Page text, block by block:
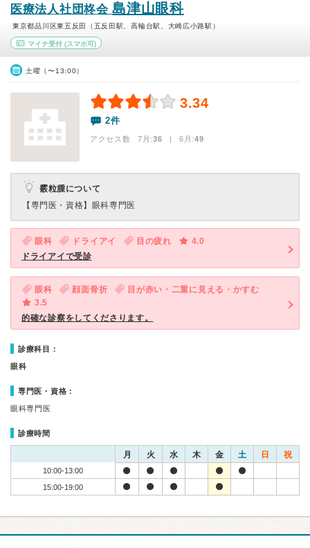
医療法人社団柊会島津山眼科
東京都品川区東五反田（五反田駅、高輪台駅、大崎広小路駅）
マイナ受付 (スマホ可)
土曜（〜13:00）
3.34
2件
アクセス数 7月:36 | 6月:49
霰粒腫について
【専門医・資格】 眼科専門医
眼科 ドライアイ 目の疲れ
4.0
ドライアイで受診
眼科 顔面骨折
目が赤い・二重に見える・かすむ
3.5
的確な診察をしてくださります。
診療科目：
眼科
専門医・資格：
眼科専門医
診療時間
月 火 水 木 金 土 日 祝
10:00-13:00
15:00-19:00